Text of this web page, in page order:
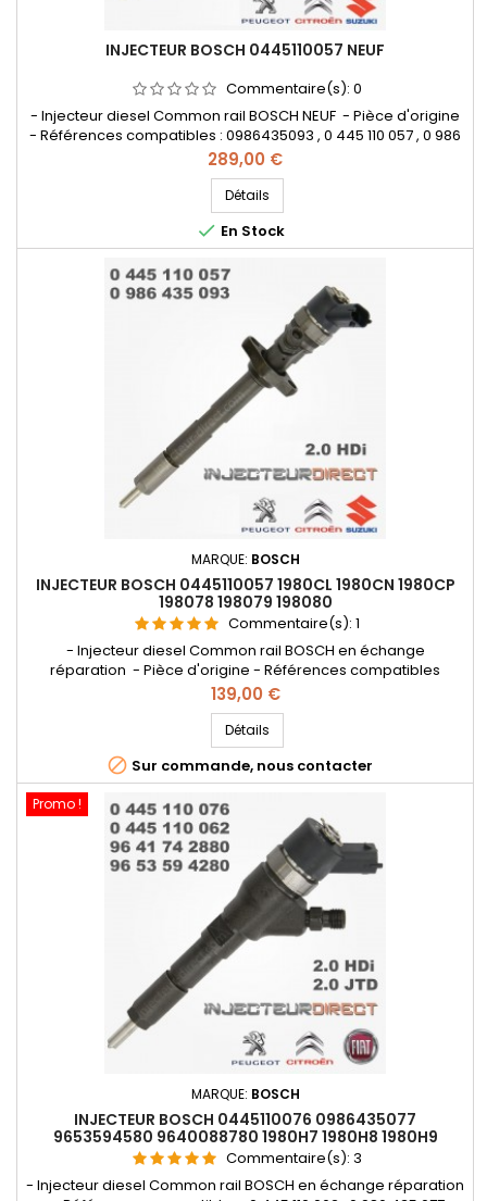
INJECTEUR BOSCH 0445110057 NEUF
Commentaire(s): 0
- Injecteur diesel Common rail BOSCH NEUF - Pièce d'origine
- Références compatibles : 0986435093 , 0 445 110 057 , 0 986
435 093 , 9638488980 , 1980CL , 1980CN , 1980CP , 198078 ,
198079 , 198080 , 96352463 , 96384889 , 96416540 , 96416541 ,
96416542 , 1531067G30000 , 15310-67G30 - Pour motorisation
Peugeot Citroen PSA 2.0 HDi
Prix
289,00 €
Détails
 En Stock
MARQUE: BOSCH
INJECTEUR BOSCH 0445110057 1980CL 1980CN 1980CP
198078 198079 198080
Commentaire(s): 1
- Injecteur diesel Common rail BOSCH en échange
réparation - Pièce d'origine - Références compatibles
: 0986435093 , 0 445 110 057 , 0 986 435 093 , 9638488980 ,
1980CL , 1980CN , 1980CP , 198078 , 198079 , 198080 , 96352463 ,
96384889 , 96416540 , 96416541 , 96416542 , 1531067G30000 ,
15310-67G30 - Pour motorisation Peugeot Citroen PSA 2.0 HDi
Prix
139,00 €
Détails
 Sur commande, nous contacter
Promo !
MARQUE: BOSCH
INJECTEUR BOSCH 0445110076 0986435077
9653594580 9640088780 1980H7 1980H8 1980H9
198084 198085 198086
Commentaire(s): 3
- Injecteur diesel Common rail BOSCH en échange réparation